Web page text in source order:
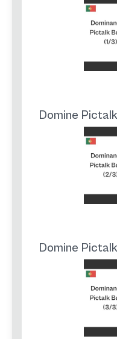
Domine
Domine